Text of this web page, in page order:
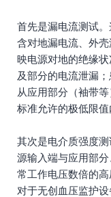
首先是漏电流测试
含对地漏电流、外
映电源对地的绝缘
及部分的电流泄漏
从应用部分（袖带
标准允许的极低限值
其次是电介质强度
源输入端与应用部
常工作电压数倍的高
对于无创血压监护